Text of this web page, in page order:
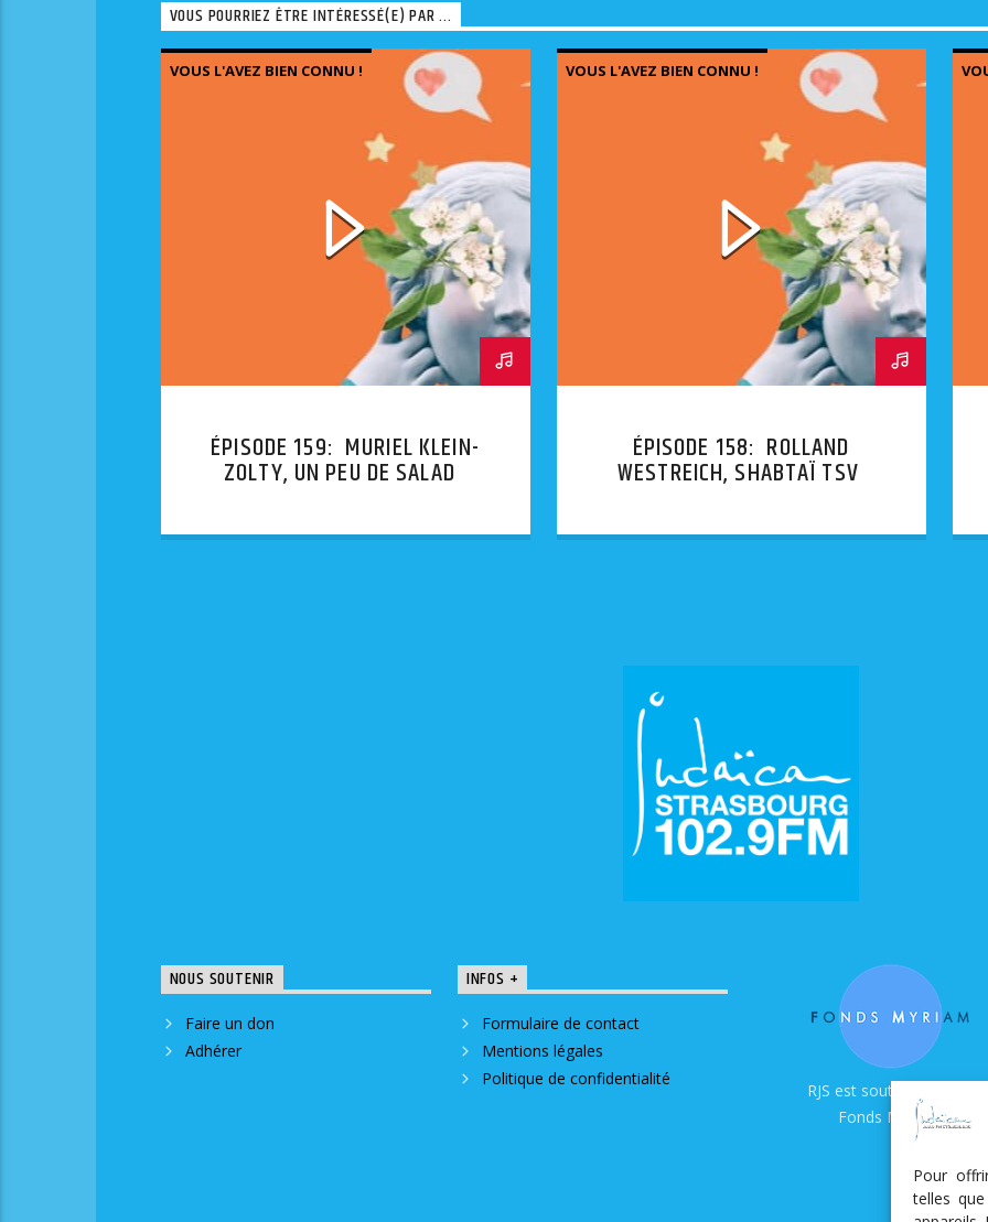
Pour
telles
VOUS POURRIEZ ÊTRE INTÉRESSÉ(E) PAR ...
VOUS L'AVEZ BIEN CONNU !
ÉPISODE 159: MURIEL KLEIN-
ZOLTY, UN PEU DE SALADE
VOUS L'AVEZ BIEN CONNU !
ÉPISODE 158: ROLLAND
WESTREICH, SHABTAÏ TSVI
NOUS SOUTENIR
Faire un don
Adhérer
INFOS +
Formulaire de contact
Mentions légales
Politique de confidentialité
RJS est soutenue par le
Fonds Myriam